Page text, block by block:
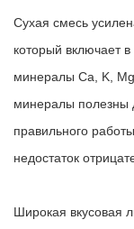
Сухая смесь
который включает
минералы Са, K,
минералы полезны
правильного
недостаток
Широкая вкусовая